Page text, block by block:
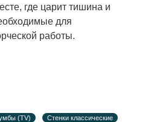
где царит тишина и
для
работы.
(TV)
Стенки классические